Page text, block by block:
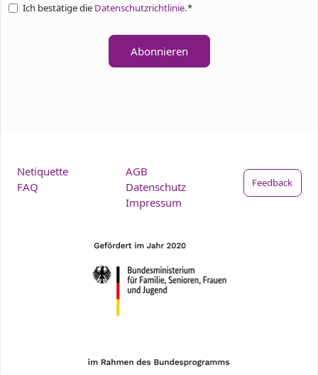
Ich bestätige die Datenschutzrichtlinie.*
Abonnieren
Netiquette
FAQ
AGB
Datenschutz
Impressum
Feedback